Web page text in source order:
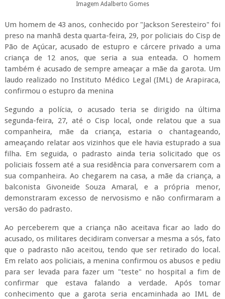
Imagem Adalberto Gomes
Um homem de 43 anos, conhecido por "Jackson Seresteiro" foi
preso na manhã desta quarta-feira, 29, por policiais do Cisp de
Pão de Açúcar, acusado de estupro e cárcere privado a uma
criança de 12 anos, que seria a sua enteada. O homem
também é acusado de sempre ameaçar a mãe da garota. Um
laudo realizado no Instituto Médico Legal (IML) de Arapiraca,
confirmou o estupro da menina
Segundo a polícia, o acusado teria se dirigido na última
segunda-feira, 27, até o Cisp local, onde relatou que a sua
companheira, mãe da criança, estaria o chantageando,
ameaçando relatar aos vizinhos que ele havia estuprado a sua
filha. Em seguida, o padrasto ainda teria solicitado que os
policiais fossem até a sua residência para conversarem com a
sua companheira. Ao chegarem na casa, a mãe da criança, a
balconista Givoneide Souza Amaral, e a própria menor,
demonstraram excesso de nervosismo e não confirmaram a
versão do padrasto.
Ao perceberem que a criança não aceitava ficar ao lado do
acusado, os militares decidiram conversar a mesma a sós, fato
que o padrasto não aceitou, tendo que ser retirado do local.
Em relato aos policiais, a menina confirmou os abusos e pediu
para ser levada para fazer um "teste" no hospital a fim de
confirmar que estava falando a verdade. Após tomar
conhecimento que a garota seria encaminhada ao IML de